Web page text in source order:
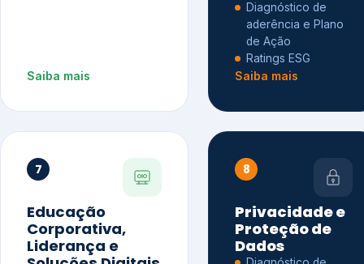
Saiba mais
Diagnóstico de
aderência e Plano
de Ação
Ratings ESG
Saiba mais
7
Educação
Corporativa,
Liderança e
8
Privacidade e
Proteção de
Dados